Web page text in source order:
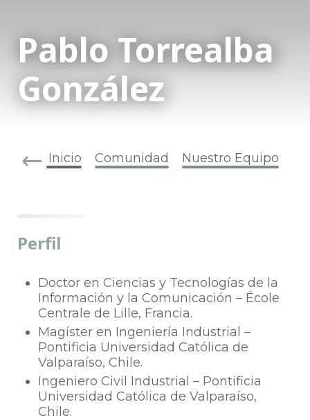
Pablo Torrealba
González
Inicio Comunidad Nuestro Equipo
Perfil
Doctor en Ciencias y Tecnologías de la
Información y la Comunicación – École
Centrale de Lille, Francia.
Magíster en Ingeniería Industrial –
Pontificia Universidad Católica de
Valparaíso, Chile.
Ingeniero Civil Industrial – Pontificia
Universidad Católica de Valparaíso,
Chile.